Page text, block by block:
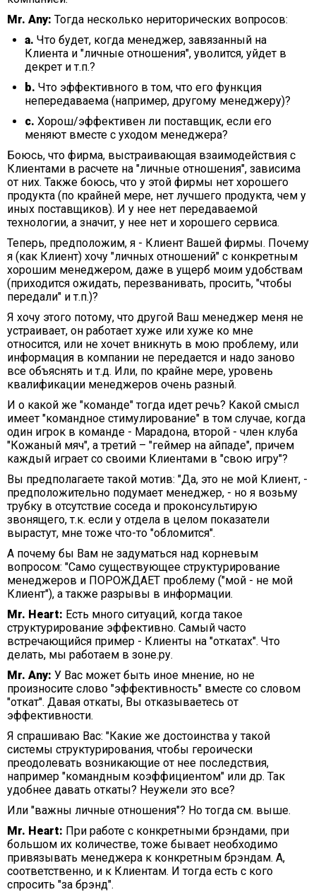
Mr. Any: Тогда несколько нериторических вопросов:
а. Что будет, когда менеджер, завязанный на
Клиента и "личные отношения", уволится, уйдет в
декрет и т.п.?
b. Что эффективного в том, что его функция
непередаваема (например, другому менеджеру)?
c. Хорош/эффективен ли поставщик, если его
меняют вместе с уходом менеджера?
Боюсь, что фирма, выстраивающая взаимодействия с
Клиентами в расчете на "личные отношения", зависима
от них. Также боюсь, что у этой фирмы нет хорошего
продукта (по крайней мере, нет лучшего продукта, чем у
иных поставщиков). И у нее нет передаваемой
технологии, а значит, у нее нет и хорошего сервиса.
Теперь, предположим, я - Клиент Вашей фирмы. Почему
я (как Клиент) хочу "личных отношений" с конкретным
хорошим менеджером, даже в ущерб моим удобствам
(приходится ожидать, перезванивать, просить, "чтобы
передали" и т.п.)?
Я хочу этого потому, что другой Ваш менеджер меня не
устраивает, он работает хуже или хуже ко мне
относится, или не хочет вникнуть в мою проблему, или
информация в компании не передается и надо заново
все объяснять и т.д. Или, по крайне мере, уровень
квалификации менеджеров очень разный.
И о какой же "команде" тогда идет речь? Какой смысл
имеет "командное стимулирование" в том случае, когда
один игрок в команде - Марадона, второй - член клуба
"Кожаный мяч", а третий – "геймер на айпаде", причем
каждый играет со своими Клиентами в "свою игру"?
Вы предполагаете такой мотив: "Да, это не мой Клиент, -
предположительно подумает менеджер, - но я возьму
трубку в отсутствие соседа и проконсультирую
звонящего, т.к. если у отдела в целом показатели
вырастут, мне тоже что-то "обломится".
А почему бы Вам не задуматься над корневым
вопросом: "Само существующее структурирование
менеджеров и ПОРОЖДАЕТ проблему ("мой - не мой
Клиент"), а также разрывы в информации.
Mr. Heart: Есть много ситуаций, когда такое
структурирование эффективно. Самый часто
встречающийся пример - Клиенты на "откатах". Что
делать, мы работаем в зоне.ру.
Mr. Any: У Вас может быть иное мнение, но не
произносите слово "эффективность" вместе со словом
"откат". Давая откаты, Вы отказываетесь от
эффективности.
Я спрашиваю Вас: "Какие же достоинства у такой
системы структурирования, чтобы героически
преодолевать возникающие от нее последствия,
например "командным коэффициентом" или др. Так
удобнее давать откаты? Неужели это все?
Или "важны личные отношения"? Но тогда см. выше.
Mr. Heart: При работе с конкретными брэндами, при
большом их количестве, тоже бывает необходимо
привязывать менеджера к конкретным брэндам. А,
соответственно, и к Клиентам. И тогда есть с кого
спросить "за брэнд".